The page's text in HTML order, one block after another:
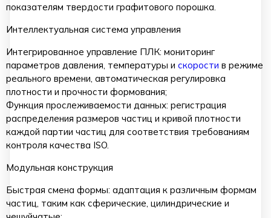
показателям твердости графитового порошка.
Интеллектуальная система управления
Интегрированное управление ПЛК: мониторинг
параметров давления, температуры и скорости в режиме
реального времени, автоматическая регулировка
плотности и прочности формования;
Функция прослеживаемости данных: регистрация
распределения размеров частиц и кривой плотности
каждой партии частиц для соответствия требованиям
контроля качества ISO.
Модульная конструкция
Быстрая смена формы: адаптация к различным формам
частиц, таким как сферические, цилиндрические и